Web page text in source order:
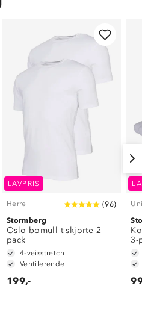
LAVPRIS
Herre (96)
Stormberg
Oslo bomull t-skjorte 2-
pack
4-veisstretch
Ventilerende
199,-
3-